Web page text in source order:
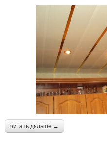
читать дальше →